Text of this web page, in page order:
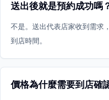
送出後就是預約成功嗎
不是。送出代表店家收到需求
到店時間。
價格為什麼需要到店確